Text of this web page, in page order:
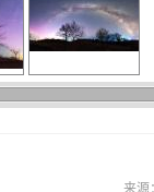
来源